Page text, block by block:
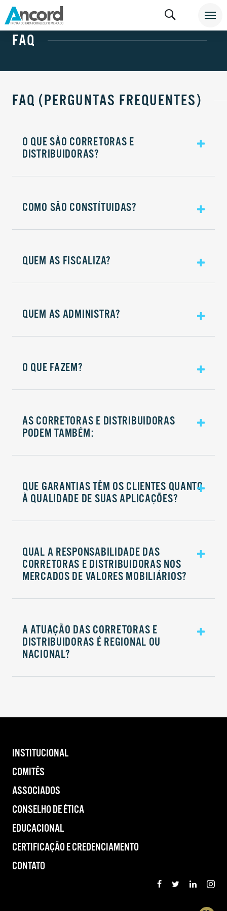
PROTEGIDO: CONTATO
FAQ
FAQ (PERGUNTAS FREQUENTES)
O QUE SÃO CORRETORAS E
DISTRIBUIDORAS?
COMO SÃO CONSTÍTUIDAS?
QUEM AS FISCALIZA?
QUEM AS ADMINISTRA?
O QUE FAZEM?
AS CORRETORAS E DISTRIBUIDORAS
PODEM TAMBÉM:
QUE GARANTIAS TÊM OS CLIENTES QUANTO
À QUALIDADE DE SUAS APLICAÇÕES?
QUAL A RESPONSABILIDADE DAS
CORRETORAS E DISTRIBUIDORAS NOS
MERCADOS DE VALORES MOBILIÁRIOS?
A ATUAÇÃO DAS CORRETORAS E
DISTRIBUIDORAS É REGIONAL OU
NACIONAL?
INSTITUCIONAL
COMITÊS
ASSOCIADOS
CONSELHO DE ÉTICA
EDUCACIONAL
CERTIFICAÇÃO E CREDENCIAMENTO
CONTATO